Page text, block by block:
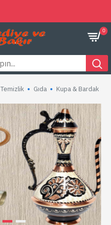
0
Temizlik Gıda Kupa & Bardak